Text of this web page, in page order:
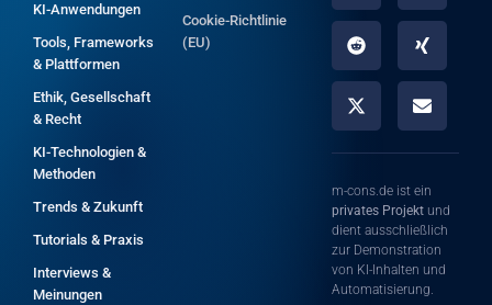
KI-Anwendungen
Tools, Frameworks
& Plattformen
Ethik, Gesellschaft
& Recht
KI-Technologien &
Methoden
Trends & Zukunft
Tutorials & Praxis
Interviews &
Meinungen
Cookie-Richtlinie
(EU)
m-cons.de ist ein
privates Projekt und
dient ausschließlich
zur Demonstration
von KI-Inhalten und
Automatisierung.